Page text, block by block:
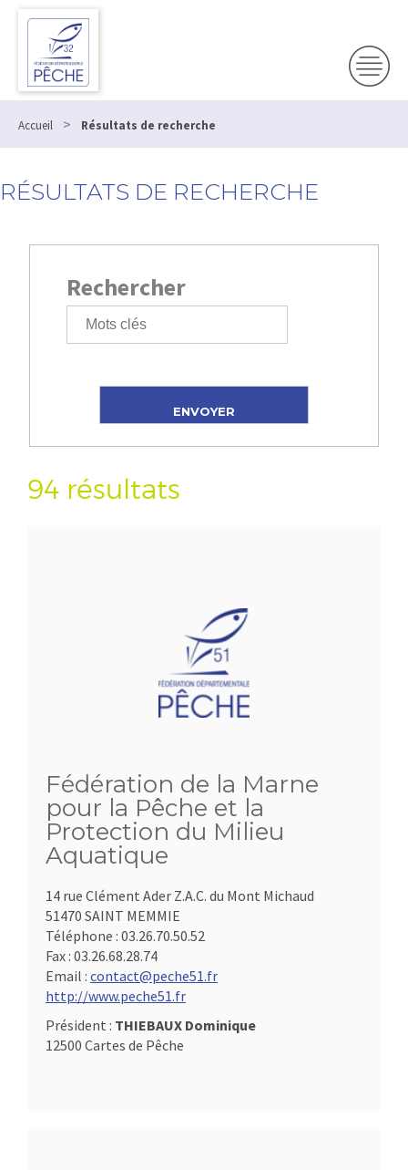
Accueil > Résultats de recherche
RÉSULTATS DE RECHERCHE
Rechercher
94 résultats
Fédération de la Marne
pour la Pêche et la
Protection du Milieu
Aquatique
14 rue Clément Ader Z.A.C. du Mont Michaud
51470 SAINT MEMMIE
Téléphone : 03.26.70.50.52
Fax : 03.26.68.28.74
Email : contact@peche51.fr
http://www.peche51.fr
Président : THIEBAUX Dominique
12500 Cartes de Pêche